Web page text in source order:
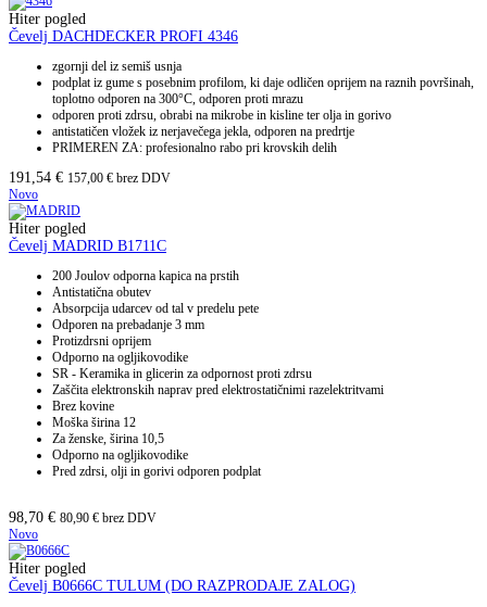
Hiter pogled
Čevelj DACHDECKER PROFI 4346
zgornji del iz semiš usnja
podplat iz gume s posebnim profilom, ki daje odličen oprijem na raznih površinah,
toplotno odporen na 300°C, odporen proti mrazu
odporen proti zdrsu, obrabi na mikrobe in kisline ter olja in gorivo
antistatičen vložek iz nerjavečega jekla, odporen na predrtje
PRIMEREN ZA: profesionalno rabo pri krovskih delih
191,54 € 157,00 € brez DDV
Novo
Hiter pogled
Čevelj MADRID B1711C
200 Joulov odporna kapica na prstih
Antistatična obutev
Absorpcija udarcev od tal v predelu pete
Odporen na prebadanje 3 mm
Protizdrsni oprijem
Odporno na ogljikovodike
SR - Keramika in glicerin za odpornost proti zdrsu
Zaščita elektronskih naprav pred elektrostatičnimi razelektritvami
Brez kovine
Moška širina 12
Za ženske, širina 10,5
Odporno na ogljikovodike
Pred zdrsi, olji in gorivi odporen podplat
98,70 € 80,90 € brez DDV
Novo
Hiter pogled
Čevelj B0666C TULUM (DO RAZPRODAJE ZALOG)